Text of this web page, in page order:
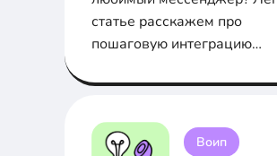
статье расскажем про
пошаговую интеграцию
Webhook...
Воип